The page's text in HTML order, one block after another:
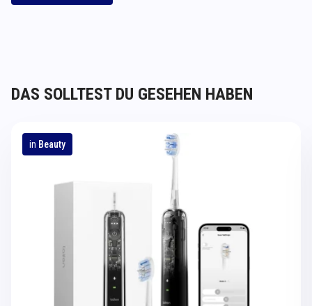
DAS SOLLTEST DU GESEHEN HABEN
in Beauty